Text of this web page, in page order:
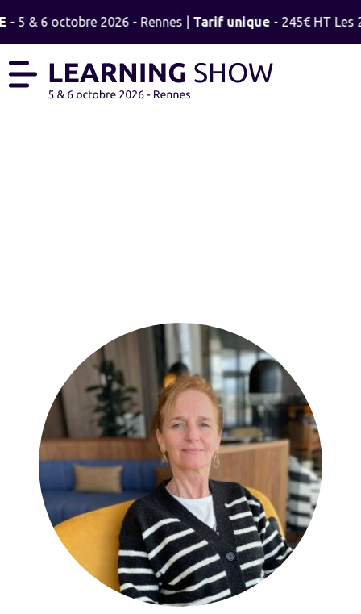
- 5 & 6 octobre 2026 - Rennes | Tarif unique- 245€ HT Les